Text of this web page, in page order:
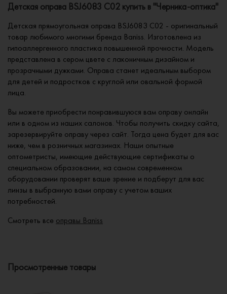
Детская оправа BSJ6083 C02 купить в "Черника-оптика"
Детская прямоугольная оправа BSJ6083 C02 - оригинальный
товар любимого многими бренда Baniss. Изготовлена из
гипоаллергенного пластика повышенной прочности. Модель
представлена в сером цвете с лаконичным дизайном и
прозрачными дужками. Оправа станет идеальным выбором
для детей и подростков с круглой или овальной формой
лица.
Вы можете приобрести понравившуюся вам оправу онлайн
или в одном из наших салонов. Чтобы получить скидку сайта,
зарезервируйте оправу через сайт. Тогда цена будет для вас
ниже, чем в розничных магазинах. Наши опытные
оптометристы, имеющие действующие сертификаты о
специальном образовании, на самом современном
оборудовании проверят ваше зрение и подберут для вас
линзы в выбранную вами оправу с учетом ваших
потребностей.
Смотреть все оправы Baniss
Просмотренные товары